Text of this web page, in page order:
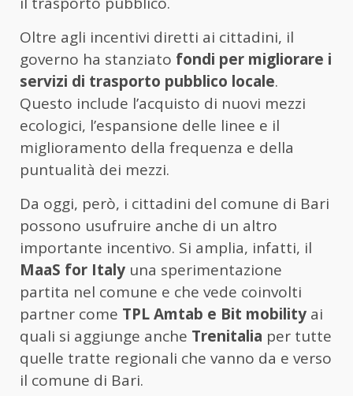
Oltre agli incentivi diretti ai cittadini, il
governo ha stanziato fondi per migliorare i
servizi di trasporto pubblico locale.
Questo include l’acquisto di nuovi mezzi
ecologici, l’espansione delle linee e il
miglioramento della frequenza e della
puntualità dei mezzi.
Da oggi, però, i cittadini del comune di Bari
possono usufruire anche di un altro
importante incentivo. Si amplia, infatti, il
MaaS for Italy una sperimentazione
partita nel comune e che vede coinvolti
partner come TPL Amtab e Bit mobility ai
quali si aggiunge anche Trenitalia per tutte
quelle tratte regionali che vanno da e verso
il comune di Bari.